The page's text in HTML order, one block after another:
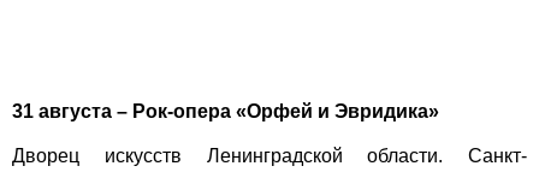
31 августа – Рок-опера «Орфей и Эвридика»
Дворец искусств Ленинградской области. Санкт-